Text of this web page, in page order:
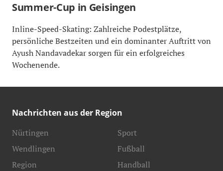
Summer-Cup in Geisingen
Inline-Speed-Skating: Zahlreiche Podestplätze,
persönliche Bestzeiten und ein dominanter Auftritt von
Ayush Nandavadekar sorgen für ein erfolgreiches
Wochenende.
Nachrichten aus der Region
Nürtingen
Wendlingen
Region
Sport
Fußball
Handball